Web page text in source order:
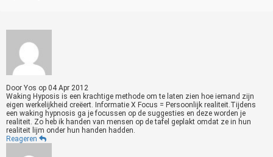
Door Yos op 04 Apr 2012
Waking Hyposis is een krachtige methode om te laten zien hoe iemand zijn
eigen werkelijkheid creëert. Informatie X Focus = Persoonlijk realiteit.Tijdens
een waking hypnosis ga je focussen op de suggesties en deze worden je
realiteit. Zo heb ik handen van mensen op de tafel geplakt omdat ze in hun
realiteit lijm onder hun handen hadden.
Reageren